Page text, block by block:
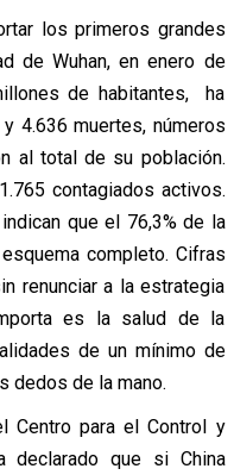
los primeros grandes
de Wuhan, en enero de
de habitantes, ha
4.636 muertes, números
al total de su población.
contagiados activos.
que el 76,3% de la
completo. Cifras
renunciar a la estrategia
es la salud de la
de un mínimo de
dedos de la mano.
Centro para el Control y
declarado que si China